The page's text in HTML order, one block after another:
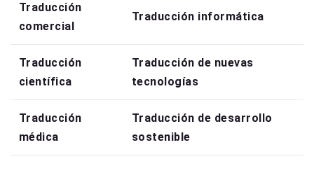
Traducción
comercial
Traducción informática
Traducción
científica
Traducción de nuevas
tecnologías
Traducción
médica
Traducción de desarrollo
sostenible